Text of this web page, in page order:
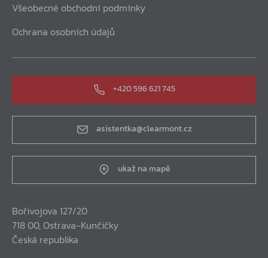
Všeobecné obchodní podmínky
Ochrana osobních údajů
+420 596 621 745
asistentka@clearmont.cz
ukaž na mapě
Bořivojova 127/20
718 00, Ostrava-Kunčičky
Česká republika